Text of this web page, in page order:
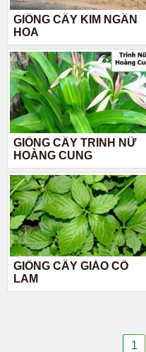
GIỐNG CÂY KIM NGÂN
HOA
GIỐNG CÂY TRINH NỮ
HOÀNG CUNG
GIỐNG CÂY GIẢO CỔ
LAM
1